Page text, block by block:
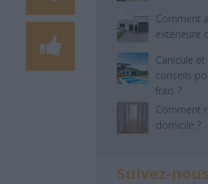
Comment
extérieure
Canicule
conseils
frais ?
Comment
domicile ?
Suivez-